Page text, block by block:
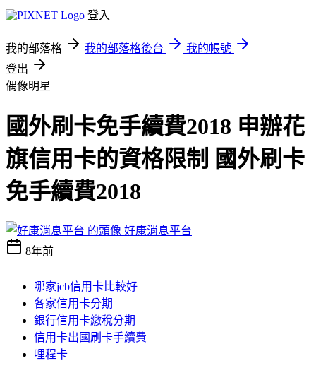
登入
我的部落格 我的部落格後台
我的帳號
登出
偶像明星
國外刷卡免手續費2018 申辦花
旗信用卡的資格限制 國外刷卡
免手續費2018
好康消息平台
8年前
哪家jcb信用卡比較好
各家信用卡分期
銀行信用卡繳稅分期
信用卡出國刷卡手續費
哩程卡